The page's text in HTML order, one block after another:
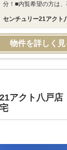
分！■内覧希望の方は
センチュリー21アクト
物件を詳しく見
アクト八戸